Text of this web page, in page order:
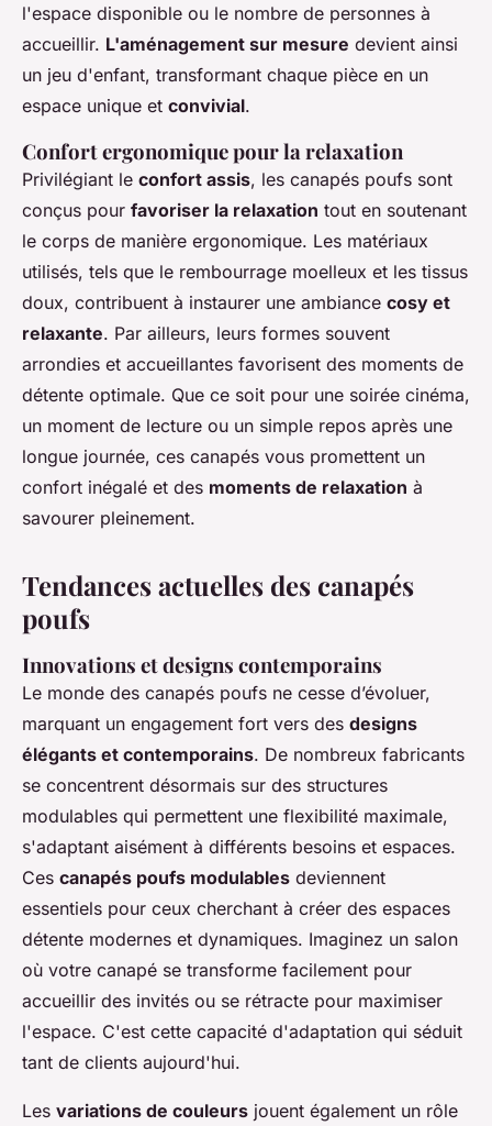
l'espace disponible ou le nombre de personnes à
accueillir. L'aménagement sur mesure devient ainsi
un jeu d'enfant, transformant chaque pièce en un
espace unique et convivial.
Confort ergonomique pour la relaxation
Privilégiant le confort assis, les canapés poufs sont
conçus pour favoriser la relaxation tout en soutenant
le corps de manière ergonomique. Les matériaux
utilisés, tels que le rembourrage moelleux et les tissus
doux, contribuent à instaurer une ambiance cosy et
relaxante. Par ailleurs, leurs formes souvent
arrondies et accueillantes favorisent des moments de
détente optimale. Que ce soit pour une soirée cinéma,
un moment de lecture ou un simple repos après une
longue journée, ces canapés vous promettent un
confort inégalé et des moments de relaxation à
savourer pleinement.
Tendances actuelles des canapés
poufs
Innovations et designs contemporains
Le monde des canapés poufs ne cesse d’évoluer,
marquant un engagement fort vers des designs
élégants et contemporains. De nombreux fabricants
se concentrent désormais sur des structures
modulables qui permettent une flexibilité maximale,
s'adaptant aisément à différents besoins et espaces.
Ces canapés poufs modulables deviennent
essentiels pour ceux cherchant à créer des espaces
détente modernes et dynamiques. Imaginez un salon
où votre canapé se transforme facilement pour
accueillir des invités ou se rétracte pour maximiser
l'espace. C'est cette capacité d'adaptation qui séduit
tant de clients aujourd'hui.
Les variations de couleurs jouent également un rôle